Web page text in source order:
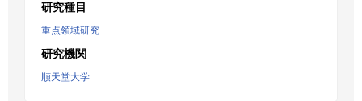
研究種目
重点領域研究
研究機関
順天堂大学